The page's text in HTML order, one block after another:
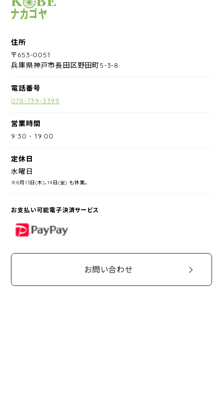
住所
〒653-0051
兵庫県神戸市長田区野田町5-3-8
電話番号
078-739-3399
営業時間
9:30 -19:00
定休日
水曜日
※8月13日(木)、14日(金) も休業。
お支払い可能電子決済サービス
PayPay
お問い合わせ